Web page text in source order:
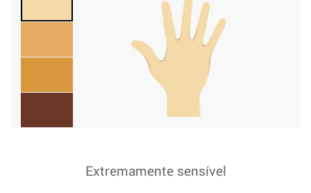
Extremamente sensível